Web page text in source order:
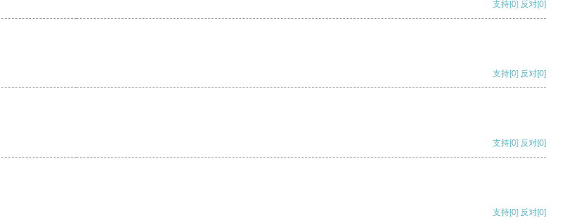
支持[0] 反对[0]
支持[0] 反对[0]
支持[0] 反对[0]
支持[0] 反对[0]